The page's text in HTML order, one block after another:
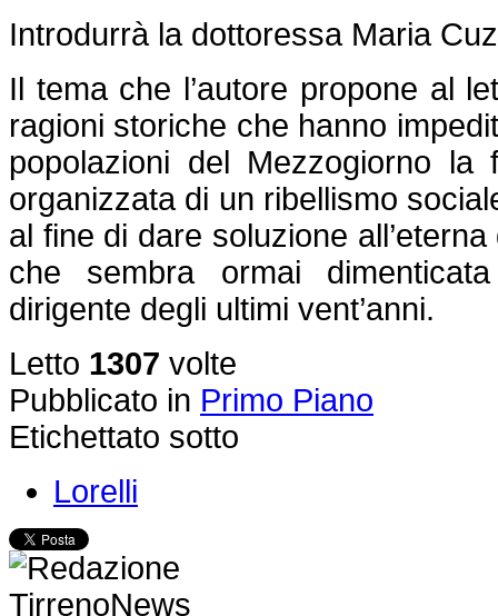
Introdurrà la dottoressa Maria
Il tema che l’autore propone al
ragioni storiche che hanno
popolazioni del Mezzogiorno la
organizzata di un ribellismo
al fine di dare soluzione
che sembra ormai
dirigente degli ultimi vent’anni.
Letto 1307 volte
Pubblicato in Primo Piano
Etichettato sotto
Lorelli